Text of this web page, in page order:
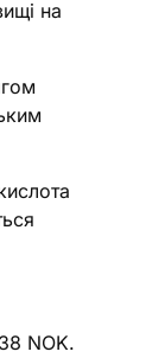
на
NOK.